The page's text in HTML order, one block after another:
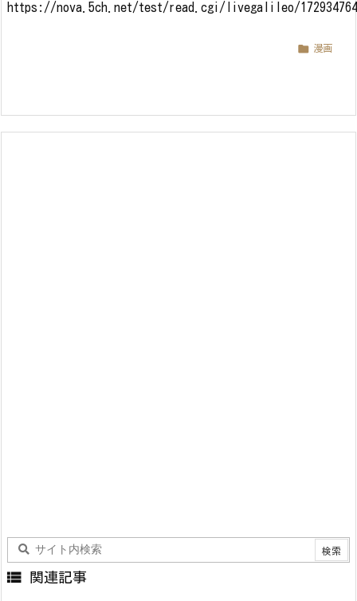
https://nova.5ch.net/test/read.cgi/livegalileo/
 漫画
 関連記事